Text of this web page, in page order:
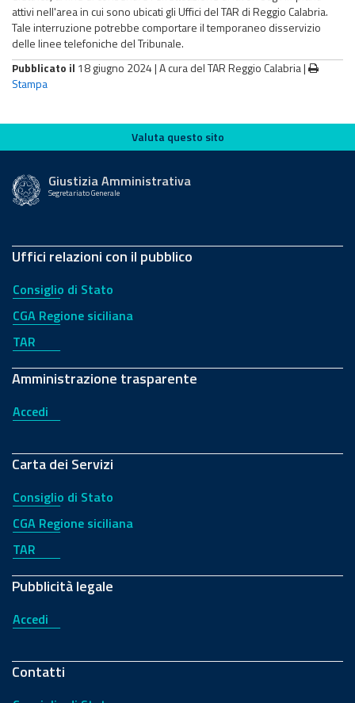
attivi nell'area in cui sono ubicati gli Uffici del TAR di Reggio Calabria.
Tale interruzione potrebbe comportare il temporaneo disservizio
delle linee telefoniche del Tribunale.
Pubblicato il 18 giugno 2024 |A cura del TAR Reggio Calabria|
Stampa
Valuta questo sito
Valuta questo sito
Giustizia Amministrativa
Segretariato Generale
Uffici relazioni con il pubblico
Consiglio di Stato
CGA Regione siciliana
TAR
Amministrazione trasparente
Accedi
Carta dei Servizi
Consiglio di Stato
CGA Regione siciliana
TAR
Pubblicità legale
Accedi
Contatti